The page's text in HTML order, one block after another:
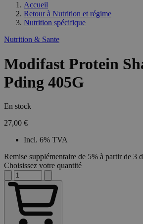
Accueil
Retour à Nutrition et régime
Nutrition spécifique
Nutrition & Sante
Modifast Protein
Pding 405G
En stock
27,00 €
Incl. 6% TVA
Remise supplémentaire de 5% à partir de 3
Choisissez votre quantité